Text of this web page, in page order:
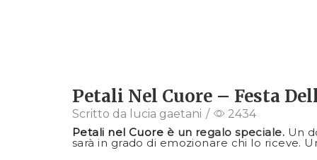
Petali Nel Cuore – Festa
Scritto da lucia gaetani /
2434
Petali nel Cuore è un regalo speciale. Un
sarà in grado di emozionare chi lo riceve.